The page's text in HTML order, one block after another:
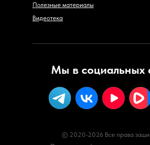
Полезные материалы
Видеотека
Мы в социальных
© 2020-2026 Все права